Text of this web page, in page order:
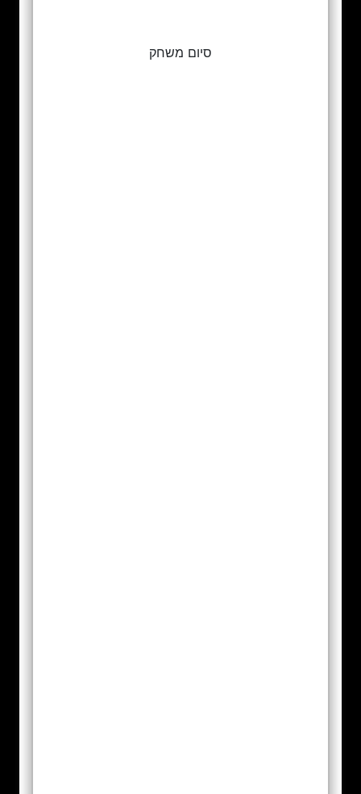
סיום משחק